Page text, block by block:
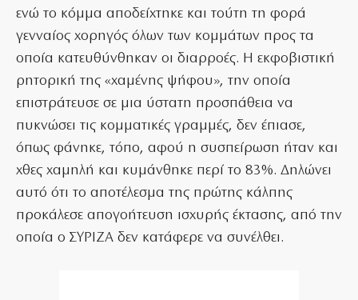
ενώ το κόμμα αποδείχτηκε και τούτη τη φορά
γενναίος χορηγός όλων των κομμάτων προς τα
οποία κατευθύνθηκαν οι διαρροές. Η εκφοβιστική
ρητορική της «χαμένης ψήφου», την οποία
επιστράτευσε σε μια ύστατη προσπάθεια να
πυκνώσει τις κομματικές γραμμές, δεν έπιασε,
όπως φάνηκε, τόπο, αφού η συσπείρωση ήταν και
χθες χαμηλή και κυμάνθηκε περί το 83%. Δηλώνει
αυτό ότι το αποτέλεσμα της πρώτης κάλπης
προκάλεσε απογοήτευση ισχυρής έκτασης, από την
οποία ο ΣΥΡΙΖΑ δεν κατάφερε να συνέλθει.